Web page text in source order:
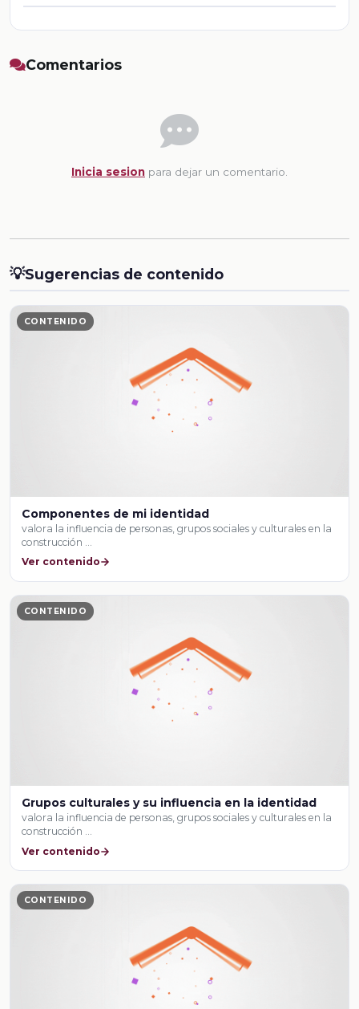
Comentarios
Inicia sesion para dejar un comentario.
💡Sugerencias de contenido
CONTENIDO
Componentes de mi identidad
valora la influencia de personas, grupos sociales y culturales en la
construcción …
Ver contenido
CONTENIDO
Grupos culturales y su influencia en la identidad
valora la influencia de personas, grupos sociales y culturales en la
construcción …
Ver contenido
CONTENIDO